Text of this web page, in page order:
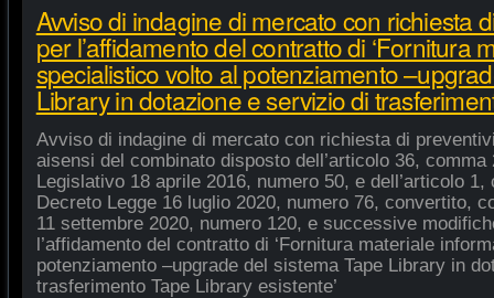
Avviso di indagine di mercato con richiesta
per l’affidamento del contratto di ‘Fornitura
specialistico volto al potenziamento
Library in dotazione e servizio di
Avviso di indagine di mercato con richiesta di
aisensi del combinato disposto dell’articolo 36,
Legislativo 18 aprile 2016, numero 50, e dell’articolo
Decreto Legge 16 luglio 2020, numero 76, convertito,
11 settembre 2020, numero 120, e successive
l’affidamento del contratto di ‘Fornitura materiale
potenziamento –upgrade del sistema Tape Library in
trasferimento Tape Library esistente’